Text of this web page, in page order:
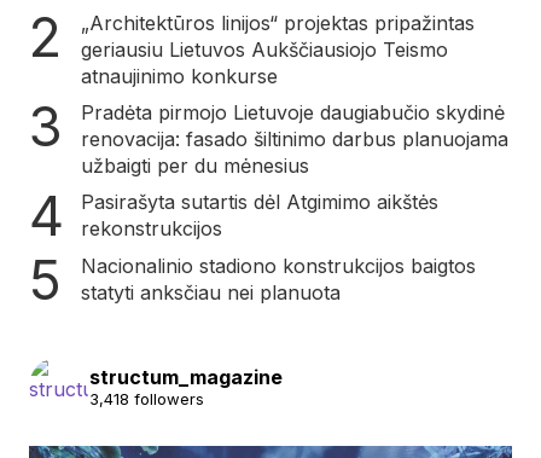
„Architektūros linijos“ projektas pripažintas
geriausiu Lietuvos Aukščiausiojo Teismo
atnaujinimo konkurse
Pradėta pirmojo Lietuvoje daugiabučio skydinė
renovacija: fasado šiltinimo darbus planuojama
užbaigti per du mėnesius
Pasirašyta sutartis dėl Atgimimo aikštės
rekonstrukcijos
Nacionalinio stadiono konstrukcijos baigtos
statyti anksčiau nei planuota
structum_magazine
3,418 followers